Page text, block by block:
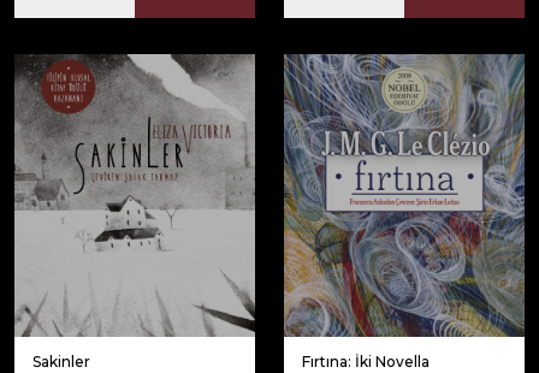
Sakinler Fırtına: İki Novella